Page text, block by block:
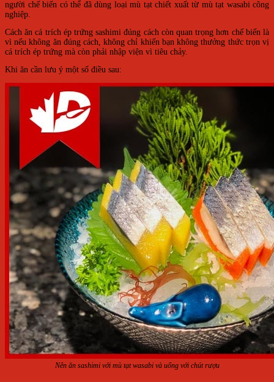
người chế biến có thể đã dùng loại mù tạt chiết xuất từ mù tạt wasabi công
nghiệp.
Cách ăn cá trích ép trứng sashimi đúng cách còn quan trọng hơn chế biến là
vì nếu không ăn đúng cách, không chỉ khiến bạn không thưởng thức trọn vị
cá trích ép trứng mà còn phải nhập viện vì tiêu chảy.
Khi ăn cần lưu ý một số điều sau:
Nên ăn sashimi với mù tạt wasabi và uống với chút rượu